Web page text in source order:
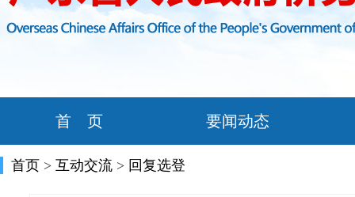
首 页 要闻动态
首页 > 互动交流 > 回复选登